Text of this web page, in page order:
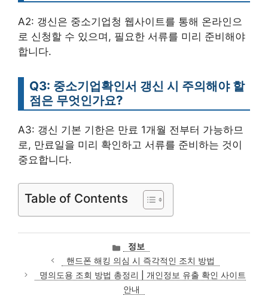
A2: 갱신은 중소기업청 웹사이트를 통해 온라인으
로 신청할 수 있으며, 필요한 서류를 미리 준비해야
합니다.
Q3: 중소기업확인서 갱신 시 주의해야 할
점은 무엇인가요?
A3: 갱신 기본 기한은 만료 1개월 전부터 가능하므
로, 만료일을 미리 확인하고 서류를 준비하는 것이
중요합니다.
Table of Contents
카
테
고
리
정보
핸드폰 해킹 의심 시 즉각적인 조치 방법
명의도용 조회 방법 총정리 | 개인정보 유출 확인 사이트
안내